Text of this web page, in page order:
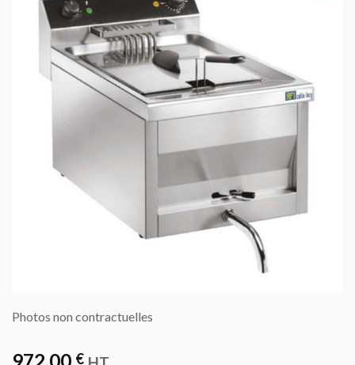
Photos non contractuelles
€